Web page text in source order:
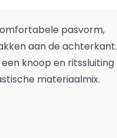
pasvorm,
aan de achterkant.
knoop en ritssluiting
materiaalmix.